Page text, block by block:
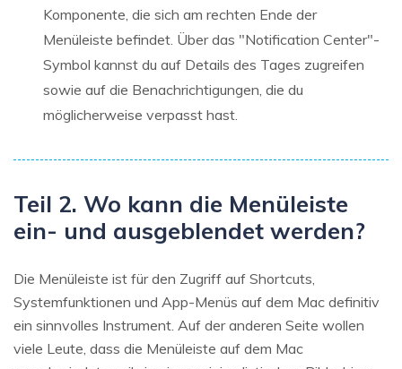
Komponente, die sich am rechten Ende der
Menüleiste befindet. Über das "Notification Center"-
Symbol kannst du auf Details des Tages zugreifen
sowie auf die Benachrichtigungen, die du
möglicherweise verpasst hast.
Teil 2. Wo kann die Menüleiste
ein- und ausgeblendet werden?
Die Menüleiste ist für den Zugriff auf Shortcuts,
Systemfunktionen und App-Menüs auf dem Mac definitiv
ein sinnvolles Instrument. Auf der anderen Seite wollen
viele Leute, dass die Menüleiste auf dem Mac